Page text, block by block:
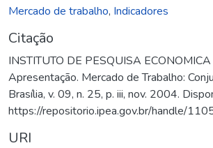
Mercado de trabalho, Indicadores
Citação
INSTITUTO DE PESQUISA
Apresentação. Mercado de Trabalho:
Brasília, v. 09, n. 25, p. iii, nov. 2004.
https://repositorio.ipea.gov.br/handle/
URI